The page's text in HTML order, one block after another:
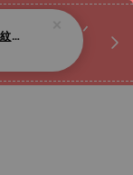
私訊我們.ᐟ.ᐟ